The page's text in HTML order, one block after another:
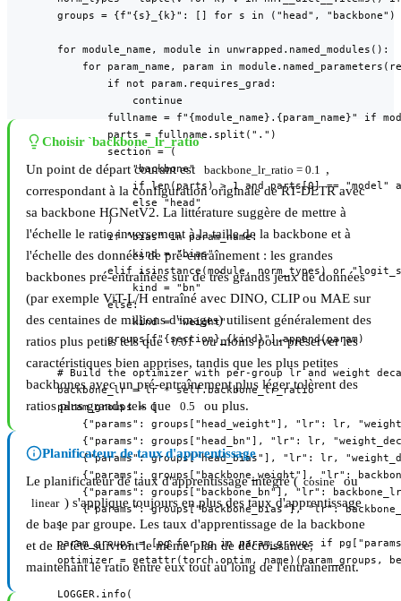
groups = {f"{s}_{k}": [] for s in ("head",
        for module_name, module in unwrapped.named_modules():
for param_name, param in
                if not param.requires_grad:
                    continue
fullname = f"{module_name}.{param_name}" if
                parts = fullname.split(".")
                section = (
                    "backbone"
if len(parts) > 1 and parts[0] == "model"
                    else "head"
                )
                if "bias" in param_name:
                    kind = "bias"
elif isinstance(module, norm_types) or
                    kind = "bn"
                else:
                    kind = "weight"
                groups[f"{section}_{kind}"].append(param)
# Build the optimizer with per-group lr and weight
        backbone_lr = lr * self.backbone_lr_ratio
        param_groups = [
{"params": groups["head_weight"], "lr": lr,
{"params": groups["head_bn"], "lr": lr,
{"params": groups["head_bias"], "lr": lr,
{"params": groups["backbone_weight"], "lr":
{"params": groups["backbone_bn"], "lr":
{"params": groups["backbone_bias"], "lr":
        ]
param_groups = [pg for pg in param_groups if
optimizer = getattr(torch.optim, name)(param_groups,
        LOGGER.info(
Choisir `backbone_lr_ratio`
Un point de départ courant est
backbone_lr_ratio = 0.1 ,
correspondant à la configuration originale de RT-DETR avec
sa backbone HGNetV2. La littérature suggère de mettre à
l'échelle le ratio inversement à la taille de la backbone et à
l'échelle des données de pré-entraînement : les grandes
backbones pré-entraînées sur de très grands jeux de données
(par exemple ViT-L/H entraîné avec DINO, CLIP ou MAE sur
des centaines de millions d'images) utilisent généralement des
ratios plus petits tels que 0.01 ou moins pour préserver les
caractéristiques bien apprises, tandis que les plus petites
backbones avec un pré-entraînement plus léger tolèrent des
ratios plus grands tels que
0.5 ou plus.
Planificateur de taux d'apprentissage
Le planificateur de taux d'apprentissage intégré ( cosine ou
linear ) s'applique toujours en plus des taux d'apprentissage
de base par groupe. Les taux d'apprentissage de la backbone
et de la tête suivront le même plan de décroissance,
maintenant le ratio entre eux tout au long de l'entraînement.